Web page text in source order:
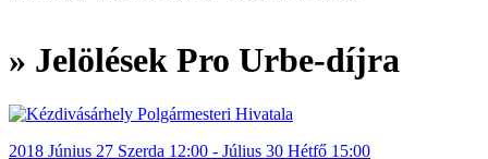
» Jelölések Pro Urbe-díjra
2018 Június 27 Szerda 12:00 - Július 30 Hétfő 15:00